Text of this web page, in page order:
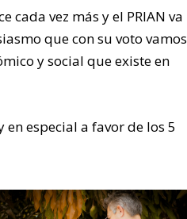
cada vez más y el PRIAN va
que con su voto vamos
y social que existe en
especial a favor de los 5